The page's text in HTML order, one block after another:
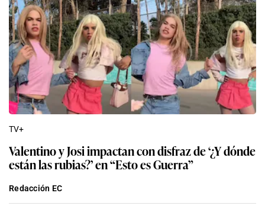
TV+
Valentino y Josi impactan con disfraz de ‘¿Y dónde
están las rubias?’ en “Esto es Guerra”
Redacción EC